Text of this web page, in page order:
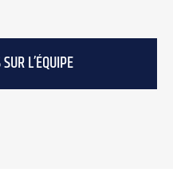
L’ÉQUIPE